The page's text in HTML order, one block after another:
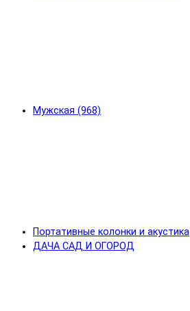
Мужская (968)
Портативные колонки и акустика
ДАЧА САД И ОГОРОД